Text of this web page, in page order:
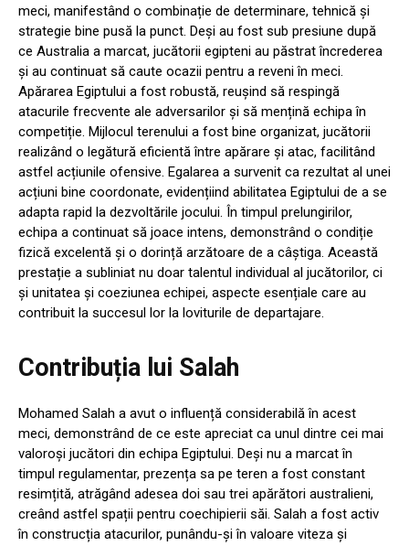
meci, manifestând o combinație de determinare, tehnică și
strategie bine pusă la punct. Deși au fost sub presiune după
ce Australia a marcat, jucătorii egipteni au păstrat încrederea
și au continuat să caute ocazii pentru a reveni în meci.
Apărarea Egiptului a fost robustă, reușind să respingă
atacurile frecvente ale adversarilor și să mențină echipa în
competiție. Mijlocul terenului a fost bine organizat, jucătorii
realizând o legătură eficientă între apărare și atac, facilitând
astfel acțiunile ofensive. Egalarea a survenit ca rezultat al unei
acțiuni bine coordonate, evidențiind abilitatea Egiptului de a se
adapta rapid la dezvoltările jocului. În timpul prelungirilor,
echipa a continuat să joace intens, demonstrând o condiție
fizică excelentă și o dorință arzătoare de a câștiga. Această
prestație a subliniat nu doar talentul individual al jucătorilor, ci
și unitatea și coeziunea echipei, aspecte esențiale care au
contribuit la succesul lor la loviturile de departajare.
Contribuția lui Salah
Mohamed Salah a avut o influență considerabilă în acest
meci, demonstrând de ce este apreciat ca unul dintre cei mai
valoroși jucători din echipa Egiptului. Deși nu a marcat în
timpul regulamentar, prezența sa pe teren a fost constant
resimțită, atrăgând adesea doi sau trei apărători australieni,
creând astfel spații pentru coechipierii săi. Salah a fost activ
în construcția atacurilor, punându-și în valoare viteza și